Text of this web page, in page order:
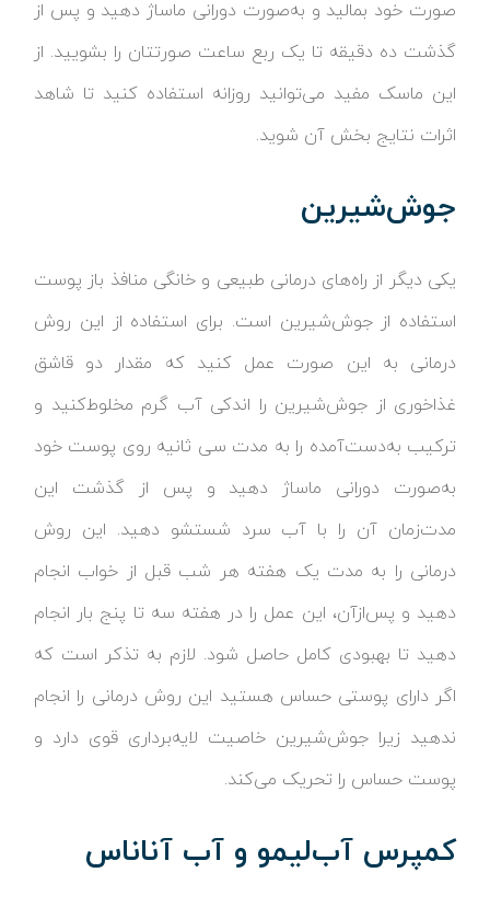
صورت خود بمالید و به‌صورت دورانی ماساژ دهید و پس از
گذشت ده دقیقه تا یک ربع ساعت صورتتان را بشویید. از
این ماسک مفید می‌توانید روزانه استفاده کنید تا شاهد
اثرات نتایج بخش آن شوید.
جوش‌شیرین
یکی دیگر از راه‌های درمانی طبیعی و خانگی منافذ باز پوست
استفاده از جوش‌شیرین است. برای استفاده از این روش
درمانی به این صورت عمل کنید که مقدار دو قاشق
غذاخوری از جوش‌شیرین را اندکی آب گرم مخلوط‌کنید و
ترکیب به‌دست‌آمده را به مدت سی ثانیه روی پوست خود
به‌صورت دورانی ماساژ دهید و پس از گذشت این
مدت‌زمان آن را با آب سرد شستشو دهید. این روش
درمانی را به مدت یک هفته هر شب قبل از خواب انجام
دهید و پس‌ازآن، این عمل را در هفته سه تا پنج بار انجام
دهید تا بهبودی کامل حاصل شود. لازم به تذکر است که
اگر دارای پوستی حساس هستید این روش درمانی را انجام
ندهید زیرا جوش‌شیرین خاصیت لایه‌برداری قوی دارد و
پوست حساس را تحریک می‌کند.
کمپرس آب‌لیمو و آب آناناس